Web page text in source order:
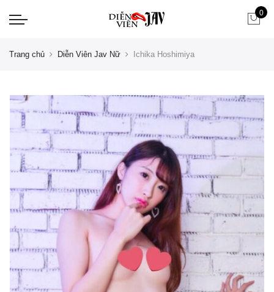
0
Trang chủ Diễn Viên Jav Nữ Ichika Hoshimiya